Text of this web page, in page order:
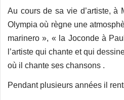
Au cours de sa vie d’artiste, à
Olympia où règne une
marinero », « la Joconde à
l’artiste qui chante et qui
où il chante ses chansons .
Pendant plusieurs années il